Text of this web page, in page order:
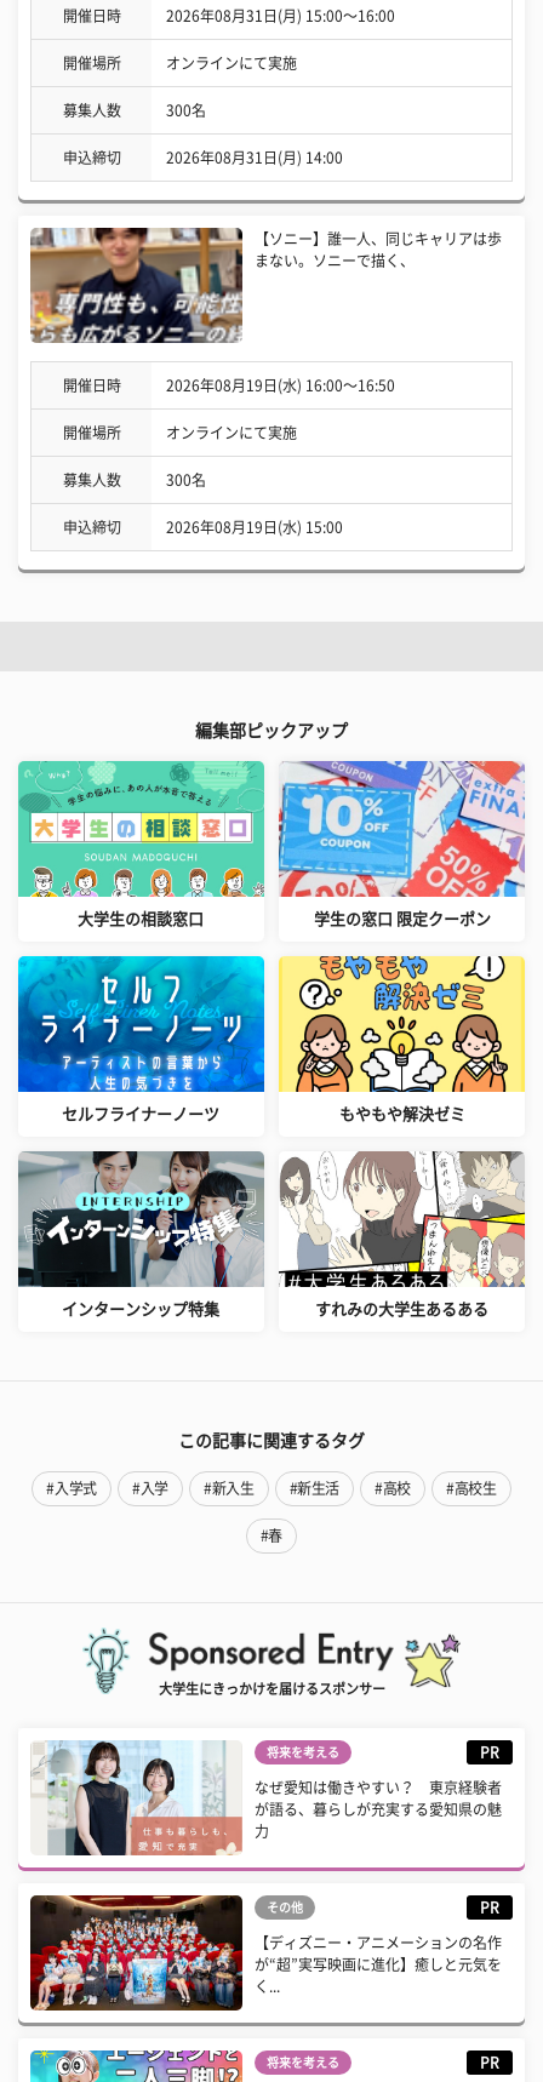
開催日時 2026年08月31日(月) 15:00〜16:00
開催場所 オンラインにて実施
募集人数 300名
申込締切 2026年08月31日(月) 14:00
【ソニー】誰一人、同じキャリアは歩
まない。ソニーで描く、
開催日時 2026年08月19日(水) 16:00〜16:50
開催場所 オンラインにて実施
募集人数 300名
申込締切 2026年08月19日(水) 15:00
編集部ピックアップ
大学生の相談窓口 学生の窓口 限定クーポン
セルフライナーノーツ もやもや解決ゼミ
インターンシップ特集 すれみの大学生あるある
この記事に関連するタグ
#入学式 #入学 #新入生 #新生活 #高校 #高校生
#春
大学生にきっかけを届けるスポンサー
将来を考える PR
なぜ愛知は働きやすい？ 東京経験者
が語る、暮らしが充実する愛知県の魅
力
その他 PR
【ディズニー・アニメーションの名作
が“超”実写映画に進化】癒しと元気を
く...
将来を考える PR